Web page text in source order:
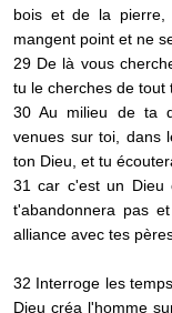
bois et de la pierre,
mangent point et ne
29 De là vous
tu le cherches de
30 Au milieu de ta
venues sur toi, dans
ton Dieu, et tu
31 car c'est un Dieu
t'abandonnera pas
alliance avec tes
32 Interroge les
Dieu créa l'homme